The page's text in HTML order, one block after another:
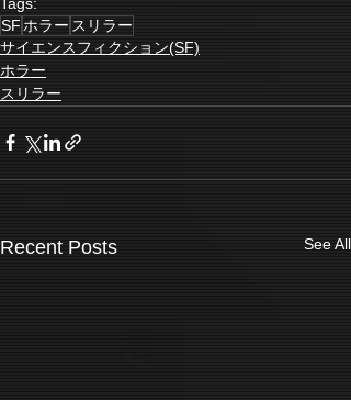
SF ホラー スリラー
サイエンスフィクション(SF)
ホラー
スリラー
Recent Posts See All